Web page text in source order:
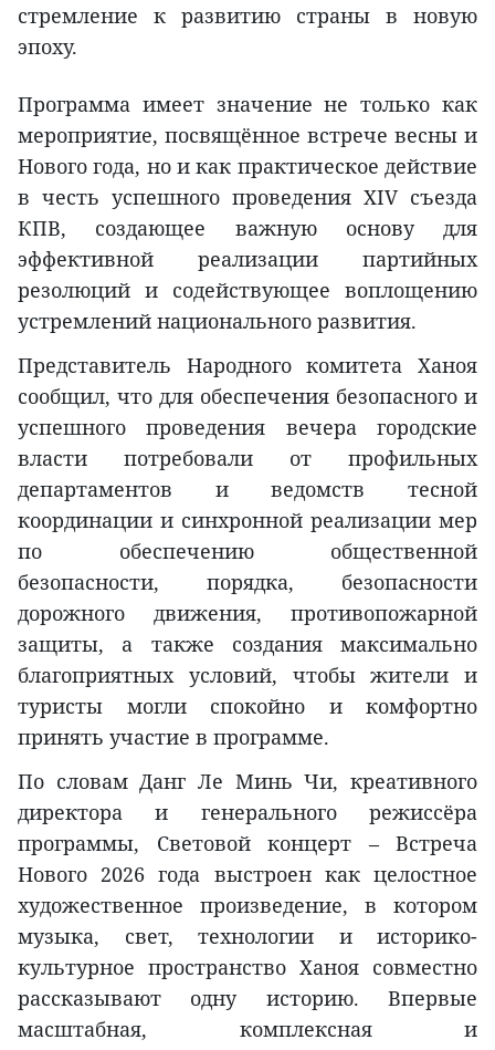
стремление к развитию страны в новую
эпоху.
Программа имеет значение не только как
мероприятие, посвящённое встрече весны и
Нового года, но и как практическое действие
в честь успешного проведения XIV съезда
КПВ, создающее важную основу для
эффективной реализации партийных
резолюций и содействующее воплощению
устремлений национального развития.
Представитель Народного комитета Ханоя
сообщил, что для обеспечения безопасного и
успешного проведения вечера городские
власти потребовали от профильных
департаментов и ведомств тесной
координации и синхронной реализации мер
по обеспечению общественной
безопасности, порядка, безопасности
дорожного движения, противопожарной
защиты, а также создания максимально
благоприятных условий, чтобы жители и
туристы могли спокойно и комфортно
принять участие в программе.
По словам Данг Ле Минь Чи, креативного
директора и генерального режиссёра
программы, Световой концерт – Встреча
Нового 2026 года выстроен как целостное
художественное произведение, в котором
музыка, свет, технологии и историко-
культурное пространство Ханоя совместно
рассказывают одну историю. Впервые
масштабная, комплексная и